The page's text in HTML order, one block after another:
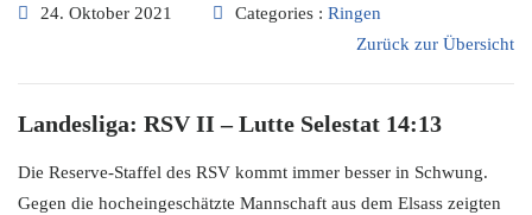
24. Oktober 2021 Categories : Ringen
Zurück zur Übersicht
Landesliga: RSV II – Lutte Selestat 14:13
Die Reserve-Staffel des RSV kommt immer besser in Schwung.
Gegen die hocheingeschätzte Mannschaft aus dem Elsass zeigten